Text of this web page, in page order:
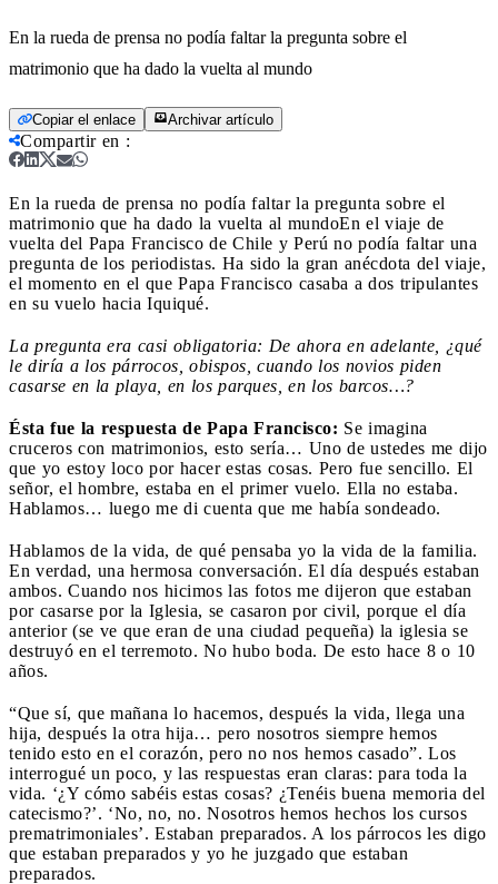
En la rueda de prensa no podía faltar la pregunta sobre el
matrimonio que ha dado la vuelta al mundo
Copiar el enlace Archivar artículo
Compartir en :
En la rueda de prensa no podía faltar la pregunta sobre el
matrimonio que ha dado la vuelta al mundoEn el viaje de
vuelta del Papa Francisco de Chile y Perú no podía faltar una
pregunta de los periodistas. Ha sido la gran anécdota del viaje,
el momento en el que Papa Francisco casaba a dos tripulantes
en su vuelo hacia Iquiqué.
La pregunta era casi obligatoria: De ahora en adelante, ¿qué
le diría a los párrocos, obispos, cuando los novios piden
casarse en la playa, en los parques, en los barcos…?
Ésta fue la respuesta de Papa Francisco: Se imagina
cruceros con matrimonios, esto sería… Uno de ustedes me dijo
que yo estoy loco por hacer estas cosas. Pero fue sencillo. El
señor, el hombre, estaba en el primer vuelo. Ella no estaba.
Hablamos… luego me di cuenta que me había sondeado.
Hablamos de la vida, de qué pensaba yo la vida de la familia.
En verdad, una hermosa conversación. El día después estaban
ambos. Cuando nos hicimos las fotos me dijeron que estaban
por casarse por la Iglesia, se casaron por civil, porque el día
anterior (se ve que eran de una ciudad pequeña) la iglesia se
destruyó en el terremoto. No hubo boda. De esto hace 8 o 10
años.
“Que sí, que mañana lo hacemos, después la vida, llega una
hija, después la otra hija… pero nosotros siempre hemos
tenido esto en el corazón, pero no nos hemos casado”. Los
interrogué un poco, y las respuestas eran claras: para toda la
vida. ‘¿Y cómo sabéis estas cosas? ¿Tenéis buena memoria del
catecismo?’. ‘No, no, no. Nosotros hemos hechos los cursos
prematrimoniales’. Estaban preparados. A los párrocos les digo
que estaban preparados y yo he juzgado que estaban
preparados.